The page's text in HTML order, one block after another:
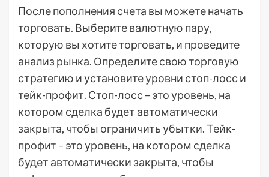
После пополнения счета вы можете начать
торговать. Выберите валютную пару,
которую вы хотите торговать, и проведите
анализ рынка. Определите свою торговую
стратегию и установите уровни стоп-лосс и
тейк-профит. Стоп-лосс – это уровень, на
котором сделка будет автоматически
закрыта, чтобы ограничить убытки. Тейк-
профит – это уровень, на котором сделка
будет автоматически закрыта, чтобы